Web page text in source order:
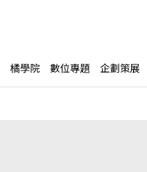
橘學院 數位專題 企劃策展